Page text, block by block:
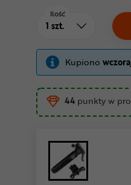
Ilość
Kupiono
44 punkty w